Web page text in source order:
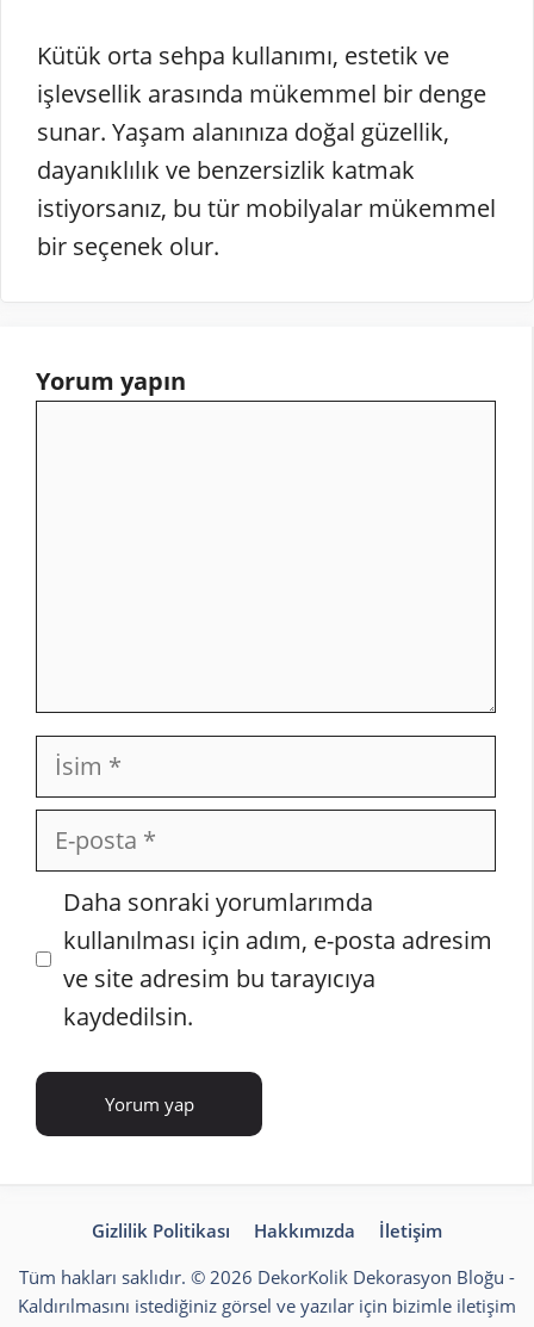
Kütük orta sehpa kullanımı, estetik ve
işlevsellik arasında mükemmel bir denge
sunar. Yaşam alanınıza doğal güzellik,
dayanıklılık ve benzersizlik katmak
istiyorsanız, bu tür mobilyalar mükemmel
bir seçenek olur.
Yorum yapın
İsim
posta
İnternet
sitesi
Daha sonraki yorumlarımda
kullanılması için adım, e-posta adresim
ve site adresim bu tarayıcıya
kaydedilsin.
Gizlilik Politikası Hakkımızda
İletişim
Tüm hakları saklıdır. © 2026 DekorKolik Dekorasyon Bloğu -
Kaldırılmasını istediğiniz görsel ve yazılar için bizimle iletişim